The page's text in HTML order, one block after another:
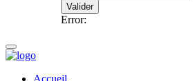
Valider
Error:
Accueil